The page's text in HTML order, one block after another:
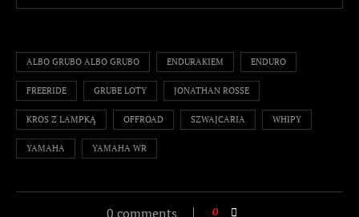
ALBO GRUBO ALBO GRUBO ENDURAKIEM ENDURO
FREERIDE GRUBE LOTY JONATHAN ROSSE
KROS Z LAMPKĄ OFFROAD SZWAJCARIA WHIPY
YAMAHA YAMAHA WR
0 comments 0